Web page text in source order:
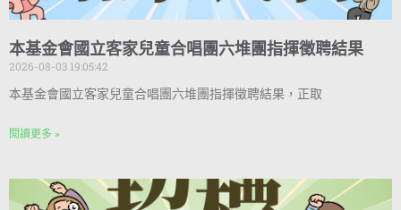
本基金會國立客家兒童合唱團六堆團指揮徵聘結果
2026-08-03 19:05:42
本基金會國立客家兒童合唱團六堆團指揮徵聘結果，正取
閱讀更多 »